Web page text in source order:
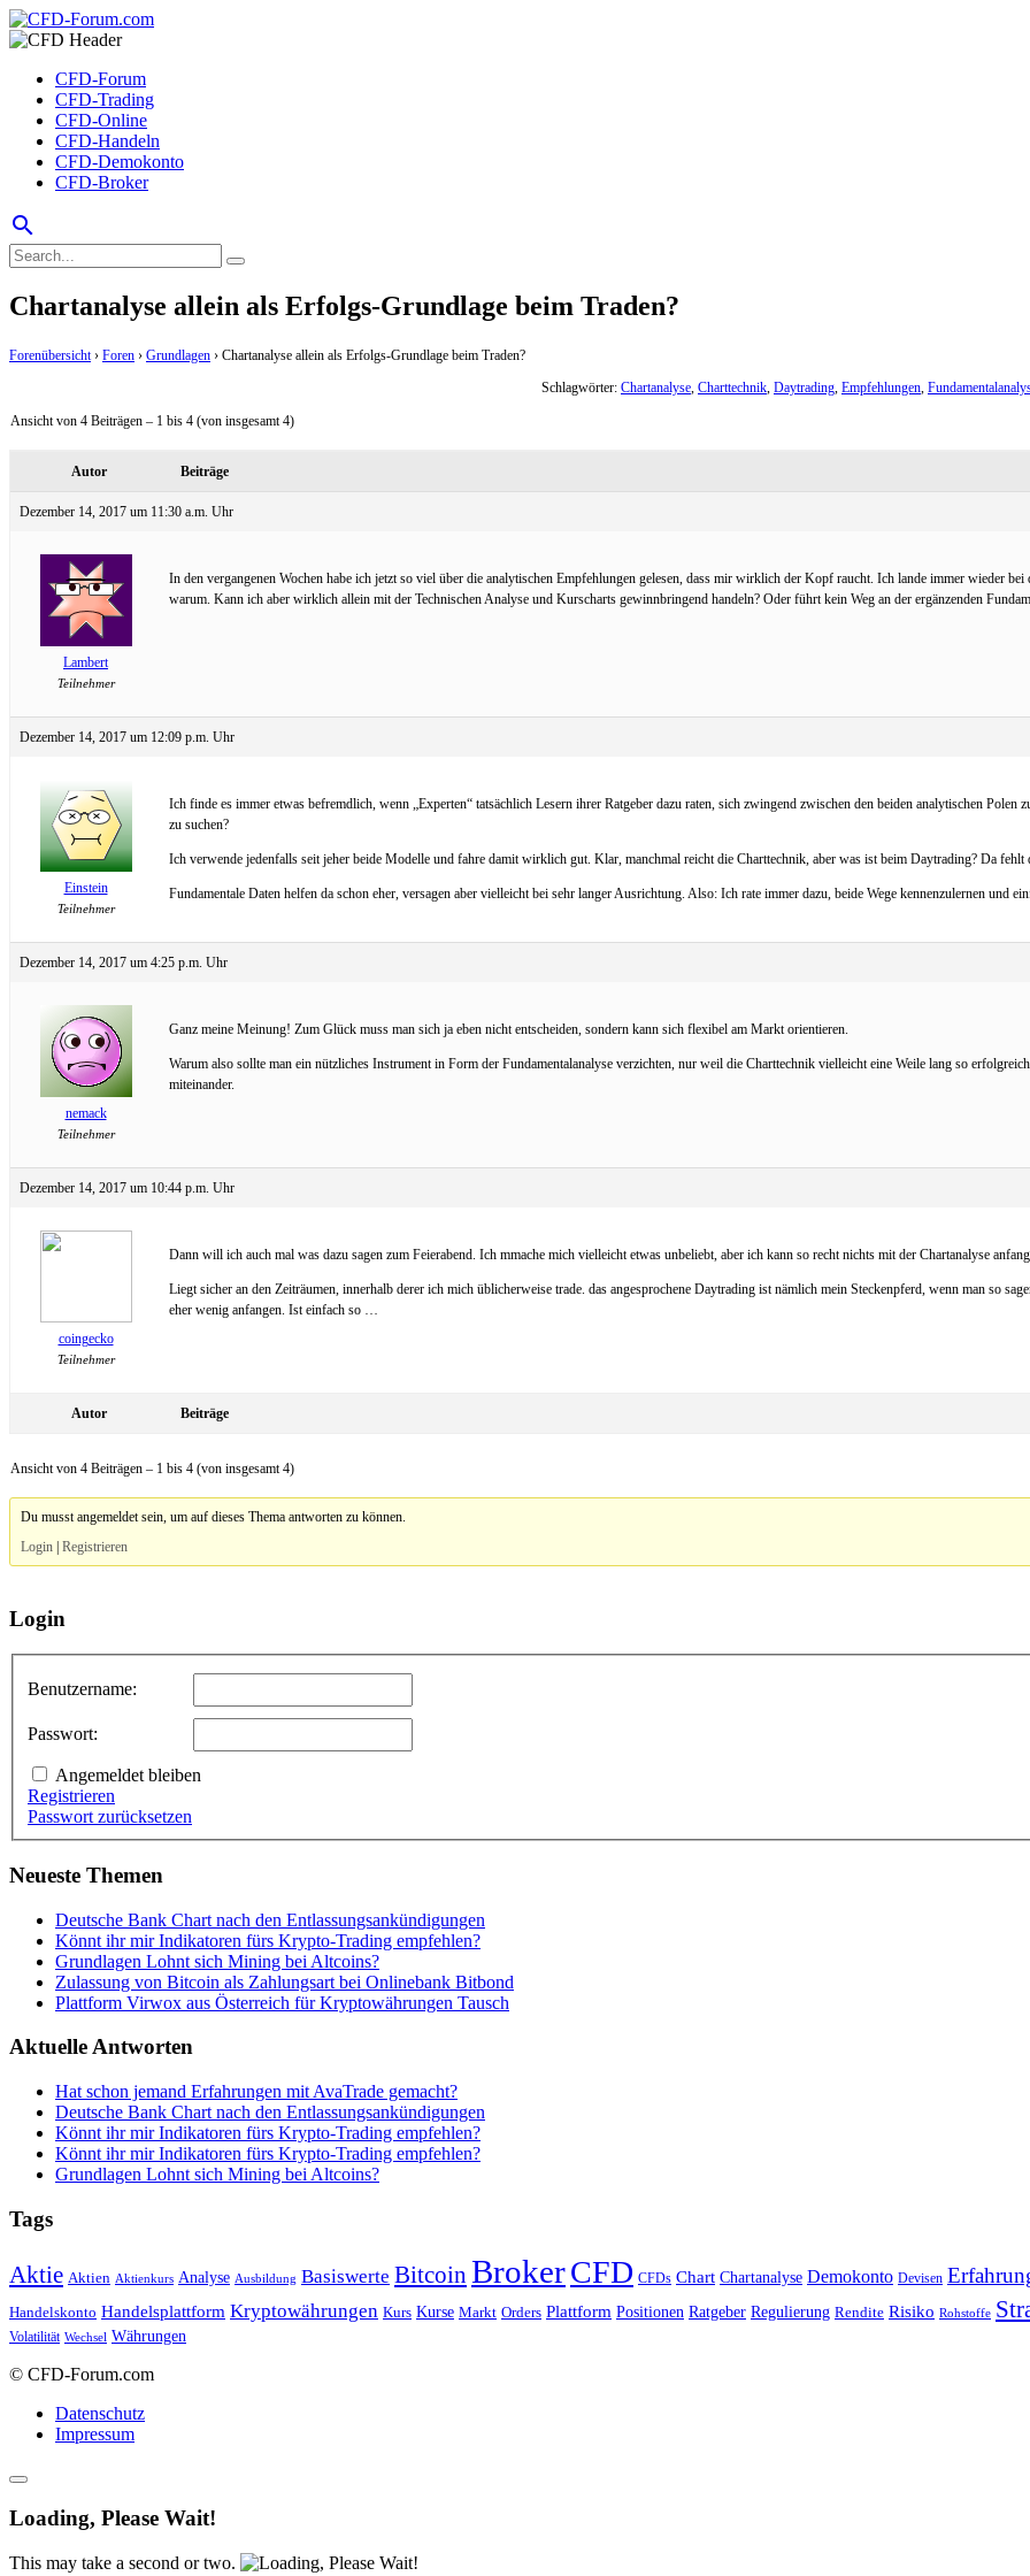
CFD-Forum
CFD-Trading
CFD-Online
CFD-Handeln
CFD-Demokonto
CFD-Broker
search
Chartanalyse allein als Erfolgs-Grundlage beim Traden?
Forenübersicht › Foren › Grundlagen › Chartanalyse allein als Erfolgs-Grundlage beim Traden?
Schlagwörter: Chartanalyse, Charttechnik, Daytrading, Empfehlungen,
Ansicht von 4 Beiträgen – 1 bis 4 (von insgesamt 4)
Autor Beiträge
Dezember 14, 2017 um 11:30 a.m. Uhr
Lambert
Teilnehmer
In den vergangenen Wochen habe ich jetzt so viel über die analytischen Empfehlungen gelesen, dass mir wirklich der Kopf raucht. Ich lande immer wieder
warum. Kann ich aber wirklich allein mit der Technischen Analyse und Kurscharts gewinnbringend handeln? Oder führt kein Weg an der ergänzenden
Dezember 14, 2017 um 12:09 p.m. Uhr
Einstein
Teilnehmer
Ich finde es immer etwas befremdlich, wenn „Experten“ tatsächlich Lesern ihrer Ratgeber dazu raten, sich zwingend zwischen den beiden analytischen Polen
zu suchen?
Ich verwende jedenfalls seit jeher beide Modelle und fahre damit wirklich gut. Klar, manchmal reicht die Charttechnik, aber was ist beim Daytrading? Da fehlt
Fundamentale Daten helfen da schon eher, versagen aber vielleicht bei sehr langer Ausrichtung. Also: Ich rate immer dazu, beide Wege kennenzulernen und
Dezember 14, 2017 um 4:25 p.m. Uhr
nemack
Teilnehmer
Ganz meine Meinung! Zum Glück muss man sich ja eben nicht entscheiden, sondern kann sich flexibel am Markt orientieren.
Warum also sollte man ein nützliches Instrument in Form der Fundamentalanalyse verzichten, nur weil die Charttechnik vielleicht eine Weile lang so
miteinander.
Dezember 14, 2017 um 10:44 p.m. Uhr
coingecko
Teilnehmer
Dann will ich auch mal was dazu sagen zum Feierabend. Ich mmache mich vielleicht etwas unbeliebt, aber ich kann so recht nichts mit der Chartanalyse
Liegt sicher an den Zeiträumen, innerhalb derer ich mich üblicherweise trade. das angesprochene Daytrading ist nämlich mein Steckenpferd, wenn man so
eher wenig anfangen. Ist einfach so …
Autor Beiträge
Ansicht von 4 Beiträgen – 1 bis 4 (von insgesamt 4)
Du musst angemeldet sein, um auf dieses Thema antworten zu können.
Login |Registrieren
Login
Benutzername:
Passwort:
Angemeldet bleiben
Registrieren
Passwort zurücksetzen
Neueste Themen
Deutsche Bank Chart nach den Entlassungsankündigungen
Könnt ihr mir Indikatoren fürs Krypto-Trading empfehlen?
Grundlagen Lohnt sich Mining bei Altcoins?
Zulassung von Bitcoin als Zahlungsart bei Onlinebank Bitbond
Plattform Virwox aus Österreich für Kryptowährungen Tausch
Aktuelle Antworten
Hat schon jemand Erfahrungen mit AvaTrade gemacht?
Deutsche Bank Chart nach den Entlassungsankündigungen
Könnt ihr mir Indikatoren fürs Krypto-Trading empfehlen?
Könnt ihr mir Indikatoren fürs Krypto-Trading empfehlen?
Grundlagen Lohnt sich Mining bei Altcoins?
Tags
Aktie Aktien Aktienkurs Analyse Ausbildung Basiswerte Bitcoin BrokerCFD CFDs Chart Chartanalyse Demokonto Devisen
Handelskonto Handelsplattform Kryptowährungen Kurs Kurse Markt Orders Plattform Positionen Ratgeber Regulierung Rendite Risiko Rohstoffe
Volatilität Wechsel Währungen
© CFD-Forum.com
Datenschutz
Impressum
Loading, Please Wait!
This may take a second or two.